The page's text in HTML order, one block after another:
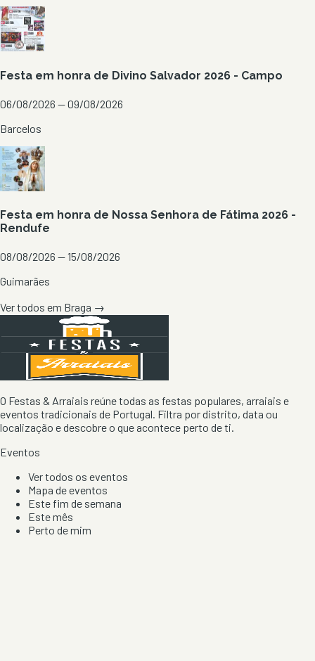
Festa em honra de Divino Salvador 2026 - Campo
06/08/2026 — 09/08/2026
Barcelos
Festa em honra de Nossa Senhora de Fátima 2026 -
Rendufe
08/08/2026 — 15/08/2026
Guimarães
Ver todos em Braga →
O Festas & Arraiais reúne todas as festas populares, arraiais e
eventos tradicionais de Portugal. Filtra por distrito, data ou
localização e descobre o que acontece perto de ti.
Eventos
Ver todos os eventos
Mapa de eventos
Este fim de semana
Este mês
Perto de mim